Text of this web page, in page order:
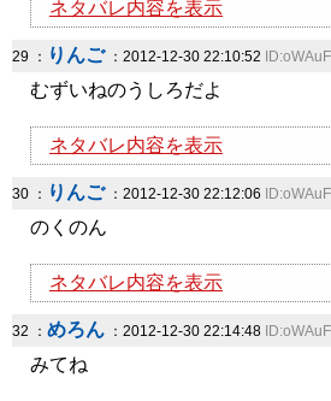
ネタバレ内容を表示
29 ： りんご：2012-12-30 22:10:52
むずいねのうしろだよ
ネタバレ内容を表示
30 ： りんご：2012-12-30 22:12:06
のくのん
ネタバレ内容を表示
32 ： めろん ：2012-12-30 22:14:48
みてね